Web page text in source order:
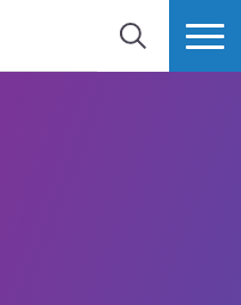
PRETRAŽI PROŠIRI